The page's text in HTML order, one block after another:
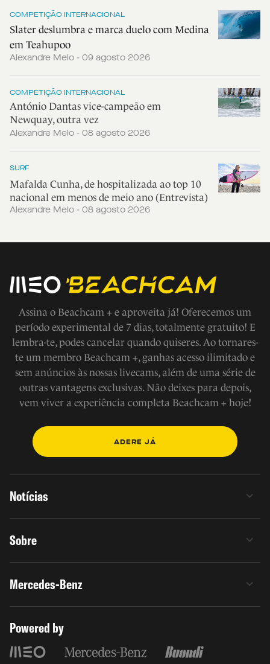
COMPETIÇÃO INTERNACIONAL
Slater deslumbra e marca duelo com Medina
em Teahupoo
Alexandre Melo - 09 agosto 2026
COMPETIÇÃO INTERNACIONAL
António Dantas vice-campeão em
Newquay, outra vez
Alexandre Melo - 08 agosto 2026
SURF
Mafalda Cunha, de hospitalizada ao top 10
nacional em menos de meio ano (Entrevista)
Alexandre Melo - 08 agosto 2026
Assina o Beachcam + e aproveita já! Oferecemos um
período experimental de 7 dias, totalmente gratuito! E
lembra-te, podes cancelar quando quiseres. Ao tornares-
te um membro Beachcam +, ganhas acesso ilimitado e
sem anúncios às nossas livecams, além de uma série de
outras vantagens exclusivas. Não deixes para depois,
vem viver a experiência completa Beachcam + hoje!
ADERE JÁ
Notícias
Sobre
Mercedes-Benz
Powered by